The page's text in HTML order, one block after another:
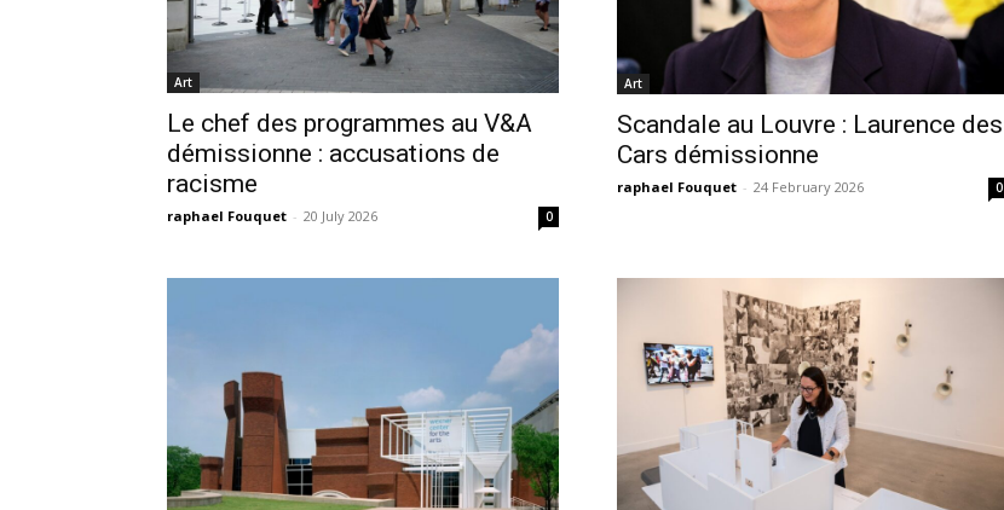
Art
Le chef des programmes au V&A
démissionne : accusations de
racisme
raphael Fouquet - 20 July 2026 0
Art
Scandale au Louvre : Laurence des
Cars démissionne
raphael Fouquet - 24 February 2026 0